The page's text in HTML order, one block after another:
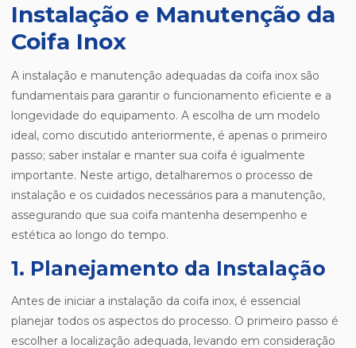
Instalação e Manutenção da
Coifa Inox
A instalação e manutenção adequadas da coifa inox são
fundamentais para garantir o funcionamento eficiente e a
longevidade do equipamento. A escolha de um modelo
ideal, como discutido anteriormente, é apenas o primeiro
passo; saber instalar e manter sua coifa é igualmente
importante. Neste artigo, detalharemos o processo de
instalação e os cuidados necessários para a manutenção,
assegurando que sua coifa mantenha desempenho e
estética ao longo do tempo.
1. Planejamento da Instalação
Antes de iniciar a instalação da coifa inox, é essencial
planejar todos os aspectos do processo. O primeiro passo é
escolher a localização adequada, levando em consideração